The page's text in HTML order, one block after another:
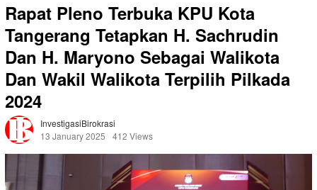
Rapat Pleno Terbuka KPU Kota
Tangerang Tetapkan H. Sachrudin
Dan H. Maryono Sebagai Walikota
Dan Wakil Walikota Terpilih Pilkada
2024
InvestigasiBirokrasi
13 January 2025
412 Views